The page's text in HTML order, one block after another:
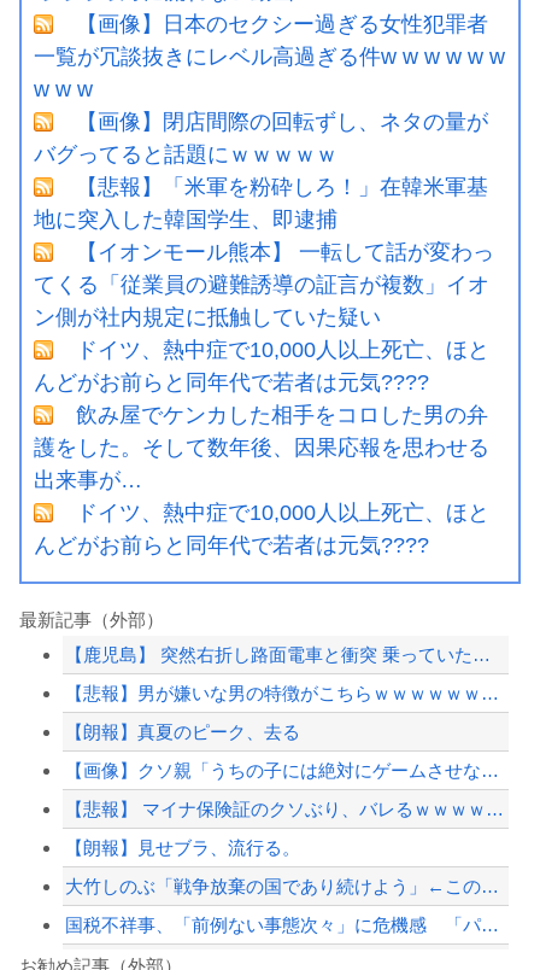
【画像】日本のセクシー過ぎる女性犯罪者
一覧が冗談抜きにレベル高過ぎる件w w w w w w
w w w
【画像】閉店間際の回転ずし、ネタの量が
バグってると話題にｗｗｗｗｗ
【悲報】「米軍を粉砕しろ！」在韓米軍基
地に突入した韓国学生、即逮捕
【イオンモール熊本】 一転して話が変わっ
てくる「従業員の避難誘導の証言が複数」イオ
ン側が社内規定に抵触していた疑い
ドイツ、熱中症で10,000人以上死亡、ほと
んどがお前らと同年代で若者は元気????
飲み屋でケンカした相手をコロした男の弁
護をした。そして数年後、因果応報を思わせる
出来事が…
ドイツ、熱中症で10,000人以上死亡、ほと
んどがお前らと同年代で若者は元気????
最新記事（外部）
【鹿児島】 突然右折し路面電車と衝突 乗っていた男女3人は車を放置しダッシュで逃...
【悲報】男が嫌いな男の特徴がこちらｗｗｗｗｗｗｗｗｗｗ
【朗報】真夏のピーク、去る
【画像】クソ親「うちの子には絶対にゲームさせないしテレビも見させない！！！！！」
【悲報】 マイナ保険証のクソぶり、バレるｗｗｗｗｗｗｗｗｗ
【朗報】見せブラ、流行る。
大竹しのぶ「戦争放棄の国であり続けよう」←この投稿が話題に
国税不祥事、「前例ない事態次々」に危機感 「パパ活」、情報漏えいも
お勧め記事（外部）